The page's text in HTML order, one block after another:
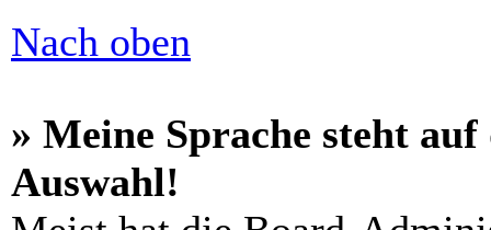
Nach oben
» Meine Sprache steht
Auswahl!